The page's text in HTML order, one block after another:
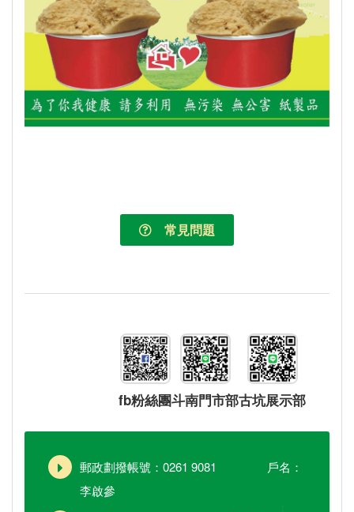
常見問題
fb粉絲團斗南門市部古坑展示部
郵政劃撥帳號：0261 9081 戶名：
李啟參